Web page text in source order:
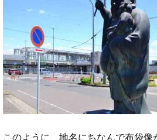
このように、地名にちなんで布袋